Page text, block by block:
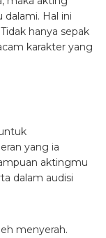
Hal ini
hanya sepak
karakter yang
yang ia
aktingmu
dalam audisi
menyerah.